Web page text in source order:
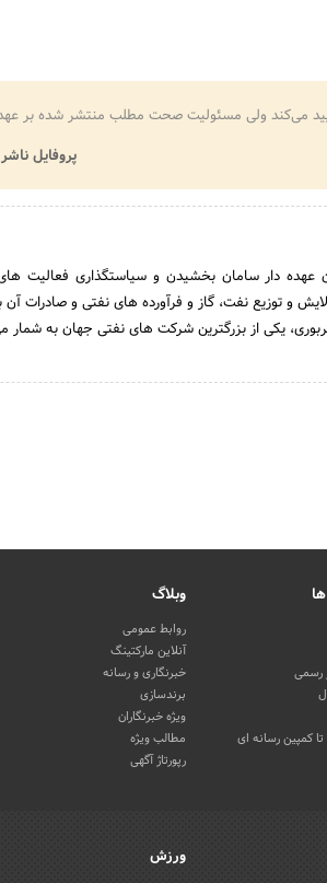
می‌کند ولی مسئولیت صحت مطلب منتشر شده بر
پروفایل ناشر
ایران از سال 1330 تاکنون عهده دار سامان بخشیدن و سیاستگذاری
و توزیع نفت، گاز و فرآورده های نفتی و صادرات
یکی از بزرگترین شرکت های نفتی جهان به شمار
رسمی
تا کمپین رسانه ای
وبلاگ
روابط عمومی
آنلاین مارکتینگ
خبرنگاری و رسانه
برندسازی
ویژه خبرنگاران
مطالب ویژه
رپورتاژ آگهی
ورزش